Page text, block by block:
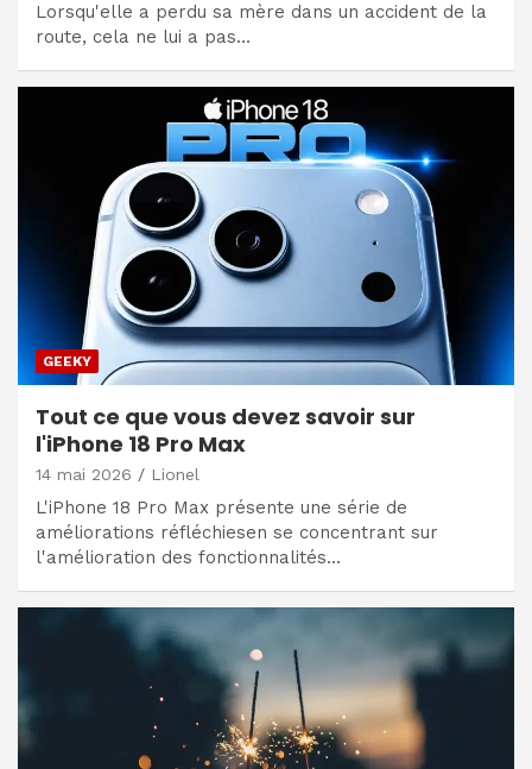
Lorsqu'elle a perdu sa mère dans un accident de la
route, cela ne lui a pas…
GEEKY
Tout ce que vous devez savoir sur
l'iPhone 18 Pro Max
14 mai 2026 Lionel
L'iPhone 18 Pro Max présente une série de
améliorations réfléchiesen se concentrant sur
l'amélioration des fonctionnalités…